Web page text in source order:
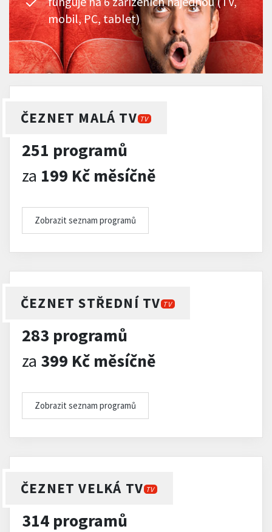
mobil, PC, tablet)
ČEZNET MALÁ TV TV
251 programů
za 199 Kč měsíčně
Zobrazit seznam programů
ČEZNET STŘEDNÍ TV TV
283 programů
za 399 Kč měsíčně
Zobrazit seznam programů
ČEZNET VELKÁ TV TV
314 programů